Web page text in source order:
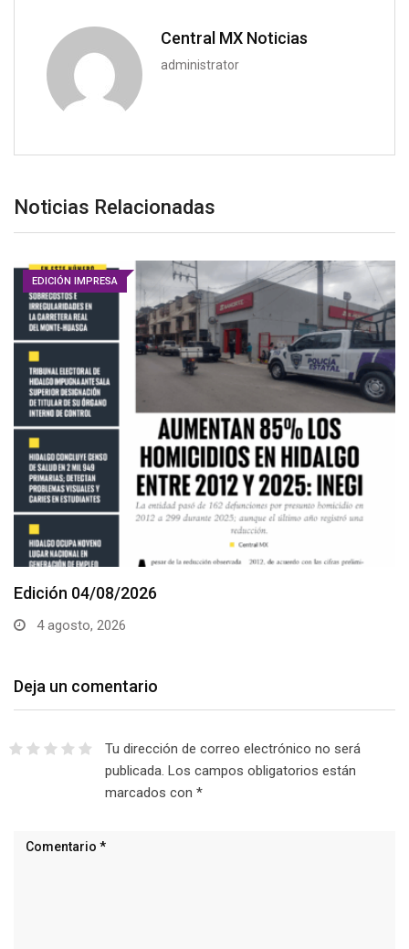
Central MX Noticias
administrator
Noticias Relacionadas
EDICIÓN IMPRESA
Edición 04/08/2026
4 agosto, 2026
Deja un comentario
Tu dirección de correo electrónico no será
publicada. Los campos obligatorios están
marcados con *